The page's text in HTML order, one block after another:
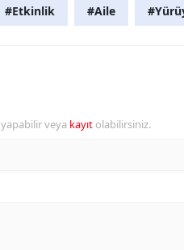
#Etkinlik #Aile
yapabilir veya kayıt olabilirsiniz.